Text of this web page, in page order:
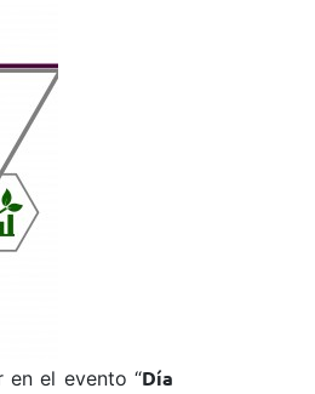
en el evento “Día